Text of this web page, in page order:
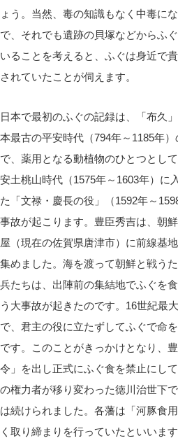
ょう。当然、毒の知識もなく中毒に
で、それでも遺跡の貝塚などからふ
いることを考えると、ふぐは身近で
されていたことが伺えます。
日本で最初のふぐの記録は、「布久
本最古の平安時代（794年～1185年）
で、薬用となる動植物のひとつとし
安土桃山時代（1575年～1603年）に
た「文禄・慶長の役」（1592年～
事故が起こります。豊臣秀吉は、朝
屋（現在の佐賀県唐津市）に前線基
集めました。海を渡って朝鮮と戦う
兵たちは、出陣前の集結地でふぐを
う大事故が起きたのです。16世紀最
で、君主の役に立たずしてふぐで命
です。このことがきっかけとなり、
令」を出し正式にふぐ食を禁止にし
の権力者が移り変わった徳川治世下
は続けられました。各藩は「河豚食
く取り締まりを行っていたといいま